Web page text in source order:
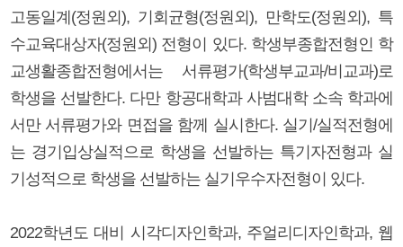
고동일계(정원외), 기회균형(정원외), 만학도(정원외), 특
수교육대상자(정원외) 전형이 있다. 학생부종합전형인 학
교생활종합전형에서는 서류평가(학생부교과/비교과)로
학생을 선발한다. 다만 항공대학과 사범대학 소속 학과에
서만 서류평가와 면접을 함께 실시한다. 실기/실적전형에
는 경기입상실적으로 학생을 선발하는 특기자전형과 실
기성적으로 학생을 선발하는 실기우수자전형이 있다.
2022학년도 대비 시각디자인학과, 주얼리디자인학과, 웹